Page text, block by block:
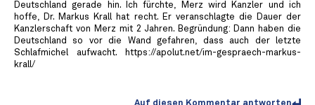
Deutschland gerade hin. Ich fürchte, Merz wird Kanzler und ich
hoffe, Dr. Markus Krall hat recht. Er veranschlagte die Dauer der
Kanzlerschaft von Merz mit 2 Jahren. Begründung: Dann haben die
Deutschland so vor die Wand gefahren, dass auch der letzte
Schlafmichel aufwacht. https://apolut.net/im-gespraech-markus-
krall/